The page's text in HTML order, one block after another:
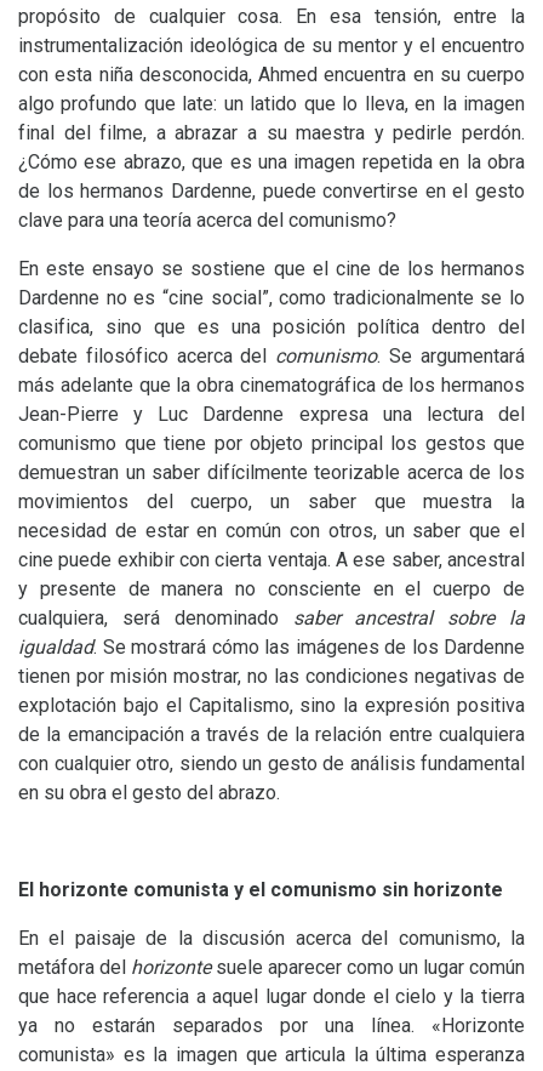
propósito de cualquier cosa. En esa tensión, entre la
instrumentalización ideológica de su mentor y el encuentro
con esta niña desconocida, Ahmed encuentra en su cuerpo
algo profundo que late: un latido que lo lleva, en la imagen
final del filme, a abrazar a su maestra y pedirle perdón.
¿Cómo ese abrazo, que es una imagen repetida en la obra
de los hermanos Dardenne, puede convertirse en el gesto
clave para una teoría acerca del comunismo?
En este ensayo se sostiene que el cine de los hermanos
Dardenne no es “cine social”, como tradicionalmente se lo
clasifica, sino que es una posición política dentro del
debate filosófico acerca del comunismo. Se argumentará
más adelante que la obra cinematográfica de los hermanos
Jean-Pierre y Luc Dardenne expresa una lectura del
comunismo que tiene por objeto principal los gestos que
demuestran un saber difícilmente teorizable acerca de los
movimientos del cuerpo, un saber que muestra la
necesidad de estar en común con otros, un saber que el
cine puede exhibir con cierta ventaja. A ese saber, ancestral
y presente de manera no consciente en el cuerpo de
cualquiera, será denominado saber ancestral sobre la
igualdad. Se mostrará cómo las imágenes de los Dardenne
tienen por misión mostrar, no las condiciones negativas de
explotación bajo el Capitalismo, sino la expresión positiva
de la emancipación a través de la relación entre cualquiera
con cualquier otro, siendo un gesto de análisis fundamental
en su obra el gesto del abrazo.
El horizonte comunista y el comunismo sin horizonte
En el paisaje de la discusión acerca del comunismo, la
metáfora del horizontesuele aparecer como un lugar común
que hace referencia a aquel lugar donde el cielo y la tierra
ya no estarán separados por una línea. «Horizonte
comunista» es la imagen que articula la última esperanza